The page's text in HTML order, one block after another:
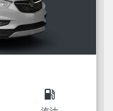
local_gas_station